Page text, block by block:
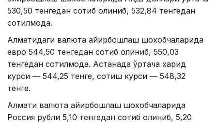
530,50 тенгедан сотиб олиниб, 532,84 тенгедан
сотилмоқда.
Алматидаги валюта айирбошлаш шохобчаларида
евро 544,50 тенгедан сотиб олиниб, 550,03
тенгедан сотилмоқда. Астанада ўртача харид
курси — 544,25 тенге, сотиш курси — 548,32
тенге.
Алмати валюта айирбошлаш шохобчаларида
Россия рубли 5,10 тенгедан сотиб олиниб, 5,20